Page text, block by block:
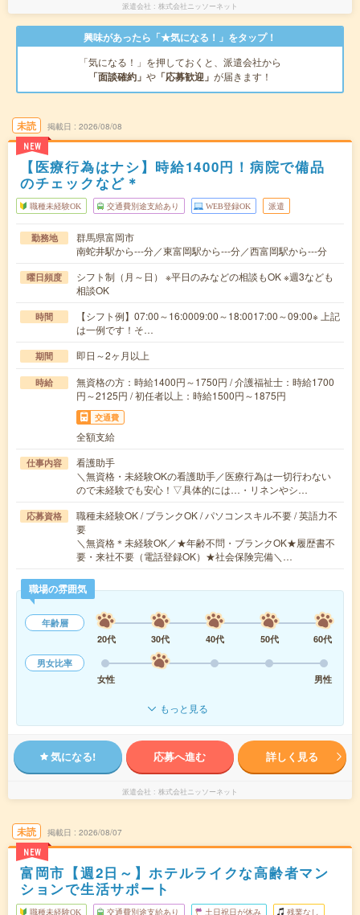
派遣会社 株式会社ニッソーネット
興味があったら「★気になる！」をタップ！
「気になる！」を押しておくと、派遣会社から
「面談確約」 や 「応募歓迎」 が届きます！
未読
NEW
掲載日 2026/08/08
【医療行為はナシ】時給1400円！病院で備品
のチェックなど＊
職種未経験OK 交通費別途支給あり WEB登録OK 派遣
勤務地
群馬県富岡市
南蛇井駅から---分／東富岡駅から---分／西富岡駅から---分
曜日頻度
シフト制（月～日） ※平日のみなどの相談もOK ※週3なども
相談OK
時間
【シフト例】07:00～16:0009:00～18:0017:00～09:00※ 上記
は一例です！そ…
期間 即日～2ヶ月以上
時給
無資格の方：時給1400円～1750円 / 介護福祉士：時給1700
円～2125円 / 初任者以上：時給1500円～1875円
交通費
全額支給
仕事内容
看護助手
＼無資格・未経験OKの看護助手／医療行為は一切行わない
ので未経験でも安心！▽具体的には…・リネンやシ…
応募資格
職種未経験OK / ブランクOK / パソコンスキル不要 / 英語力不
要
＼無資格＊未経験OK／★年齢不問・ブランクOK★履歴書不
要・来社不要（電話登録OK）★社会保険完備＼…
職場の雰囲気
年齢層
20代
30代 40代 50代
60代
男女比率
女性
男性
もっと見る
気になる! 応募へ進む 詳しく見る
派遣会社 株式会社ニッソーネット
未読
NEW
掲載日 2026/08/07
富岡市【週2日～】ホテルライクな高齢者マン
ションで生活サポート
職種未経験OK 交通費別途支給あり 土日祝日が休み 残業なし